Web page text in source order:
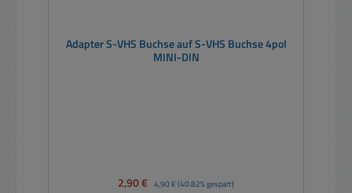
Adapter S-VHS Buchse auf S-VHS Buchse 4pol
MINI-DIN
Verkaufspreis:
2,90 € Regulärer Preis:
4,90 € (40.82% gespart)